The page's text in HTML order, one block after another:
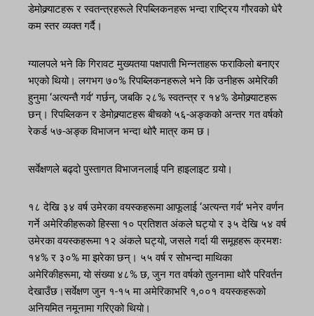
डेमोक्र्याटहरू र स्वतन्त्रहरूले रिपब्लिकनहरू भन्दा राष्ट्रिय गौरवको धेरै
कम स्तर व्यक्त गर्दै।
ग्यालपले भने कि गिरावट मुख्यतया पक्षपाती भिन्नताहरू फराकिलो बनाएर
भएको थियो। लगभग ७०% रिपब्लिकनहरूले भने कि उनीहरू अमेरिकी
हुनुमा ‘अत्यन्तै गर्व’ गर्छन्, जबकि २८% स्वतन्त्र र १४% डेमोक्र्याटहरू
छन्। रिपब्लिकन र डेमोक्र्याटहरू बीचको ५६-अङ्कको अन्तर गत वर्षको
रेकर्ड ५७-अङ्क विभाजन भन्दा थोरै मात्र कम छ।
सर्वेक्षणले बढ्दो पुस्तागत विभाजनलाई पनि हाइलाइट गर्‍यो।
१८ देखि ३४ वर्ष उमेरका वयस्कहरूमा आफूलाई ‘अत्यन्त गर्व’ भनेर वर्णन
गर्ने अमेरिकीहरूको हिस्सा १० प्रतिशत अंकले घट्यो र ३५ देखि ५४ वर्ष
उमेरका वयस्कहरूमा १२ अंकले घट्यो, जसले गर्दा यी समूहहरू क्रमशः
१४% र ३०% मा झरेका छन्। ५५ वर्ष र सोभन्दा माथिका
अमेरिकीहरूमा, यो संख्या ४८% छ, जुन गत वर्षको तुलनामा थोरै परिवर्तन
देखाउँछ।सर्वेक्षण जुन १-१५ मा अमेरिकाभरि १,००१ वयस्कहरूको
अनियमित नमूनामा गरिएको थियो।